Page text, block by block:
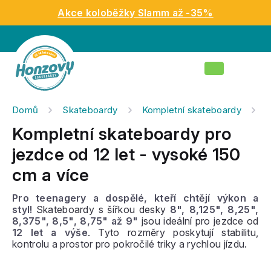
obsah
Akce koloběžky Slamm až -35%
Nákupní
Domů Skateboardy Kompletní skateboardy
Kompletní skateboardy pro
jezdce od 12 let - vysoké 150
cm a více
Pro teenagery a dospělé, kteří chtějí výkon a
styl! Skateboardy s šířkou desky 8", 8,125", 8,25",
8,375", 8,5", 8,75" až 9" jsou ideální pro jezdce od
12 let a výše. Tyto rozměry poskytují stabilitu,
kontrolu a prostor pro pokročilé triky a rychlou jízdu.